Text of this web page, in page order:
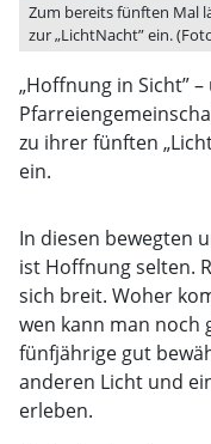
Zum bereits fünften Mal
zur „LichtNacht” ein.
„Hoffnung in Sicht”
zu ihrer fünften
ein.
In diesen bewegten
ist Hoffnung selten.
sich breit. Woher
wen kann man noch
fünfjährige gut
anderen Licht und
erleben.